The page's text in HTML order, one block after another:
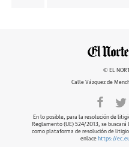
© EL
Calle Vázquez de
En lo posible, para la resolución de
Reglamento (UE) 524/2013, se
como plataforma de resolución de
enlace https://